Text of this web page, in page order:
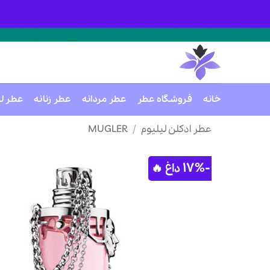
خانه فروشگاه عطر عطر مردانه عطر زنانه عطر
عطر ادکلن لیلیوم /
MUGLER
-17%